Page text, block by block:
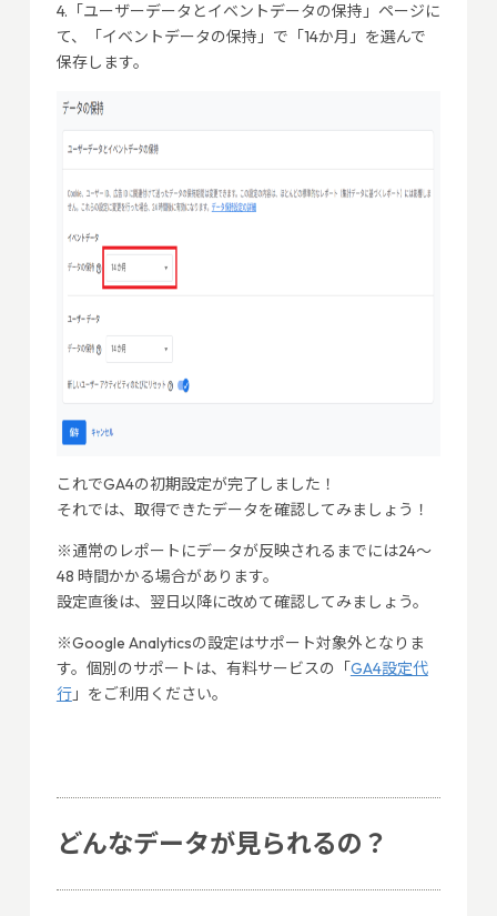
4.「ユーザーデータとイベントデータの保持」ページに
て、「イベントデータの保持」で「14か月」を選んで
保存します。
これでGA4の初期設定が完了しました！
それでは、取得できたデータを確認してみましょう！
※通常のレポートにデータが反映されるまでには24～
48 時間かかる場合があります。
設定直後は、翌日以降に改めて確認してみましょう。
※Google Analyticsの設定はサポート対象外となりま
す。個別のサポートは、有料サービスの「 GA4設定代
行」をご利用ください。
どんなデータが見られるの？